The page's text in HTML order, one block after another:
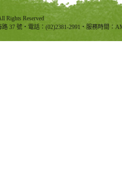
Rights Reserved
路 37 號‧電話：(02)2381-2991‧服務時間：